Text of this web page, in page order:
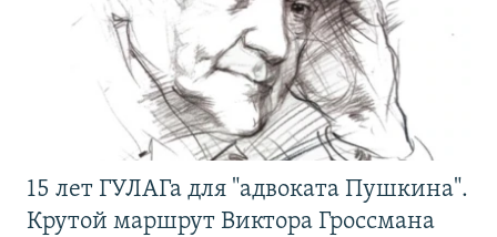
15 лет ГУЛАГа для "адвоката Пушкина".
Крутой маршрут Виктора Гроссмана